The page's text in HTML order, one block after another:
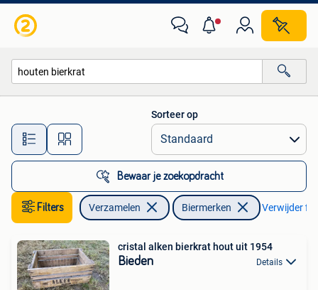
Alle afstanden…
Sorteer op
Bewaar je zoekopdracht
Filters Verzamelen Biermerken Verwijder
cristal alken bierkrat hout uit 1954
Bieden Details